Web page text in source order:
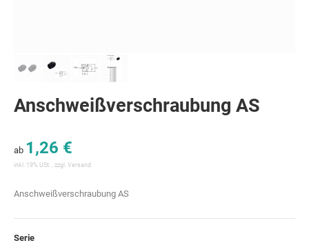
Anschweißverschraubung AS
ab 1,26 €
inkl. 19% USt. , zzgl. Versand
Anschweißverschraubung AS
Serie